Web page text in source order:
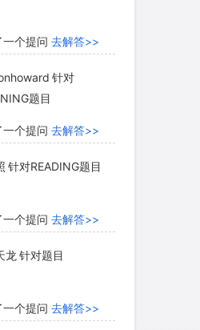
一个提问 去解答>>
针对
题目
一个提问 去解答>>
针对READING题目
一个提问 去解答>>
龙 针对题目
一个提问 去解答>>